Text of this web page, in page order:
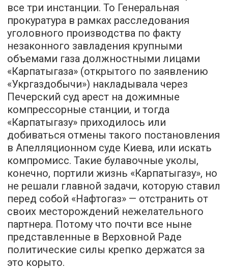
все три инстанции. То Генеральная
прокуратура в рамках расследования
уголовного производства по факту
незаконного завладения крупными
объемами газа должностными лицами
«Карпатыгаза» (открытого по заявлению
«Укргаздобычи») накладывала через
Печерский суд арест на дожимные
компрессорные станции, и тогда
«Карпатыгазу» приходилось или
добиваться отмены такого постановления
в Апелляционном суде Киева, или искать
компромисс. Такие булавочные уколы,
конечно, портили жизнь «Карпатыгазу», но
не решали главной задачи, которую ставил
перед собой «Нафтогаз» — отстранить от
своих месторождений нежелательного
партнера. Потому что почти все ныне
представленные в Верховной Раде
политические силы крепко держатся за
это корыто.